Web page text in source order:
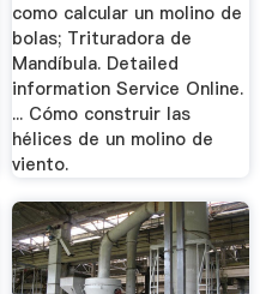
como calcular un molino de
bolas; Trituradora de
Mandíbula. Detailed
information Service Online.
... Cómo construir las
hélices de un molino de
viento.